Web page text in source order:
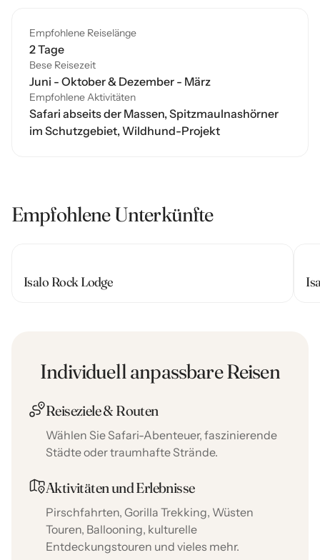
Empfohlene Reiselänge
2 Tage
Bese Reisezeit
Juni - Oktober & Dezember - März
Empfohlene Aktivitäten
Safari abseits der Massen, Spitzmaulnashörner
im Schutzgebiet, Wildhund-Projekt
Empfohlene Unterkünfte
Isalo Rock Lodge
Individuell anpassbare Reisen
Reiseziele & Routen
Wählen Sie Safari-Abenteuer, faszinierende
Städte oder traumhafte Strände.
Aktivitäten und Erlebnisse
Pirschfahrten, Gorilla Trekking, Wüsten
Touren, Ballooning, kulturelle
Entdeckungstouren und vieles mehr.